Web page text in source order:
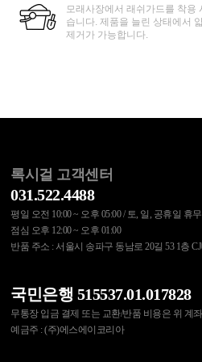
모래사장에서 래쉬가드를 착용
습니다. 제품을 늘린 상태에서
제거가 가능합니다.
록시걸 고객센터
031.522.4488
평일 오전 10:00 ~ 오후 05:00 / 토, 일, 공휴일 휴무
점심 오후 12:00 ~ 오후 01:00
반품 주소 : 서울시 송파구 동남로 20길 53 1층
국민은행 515537.01.017828
무통장 입금 결제 또는 교환/반품 비용은 위 계
예금주 : (주)에스에이코리아